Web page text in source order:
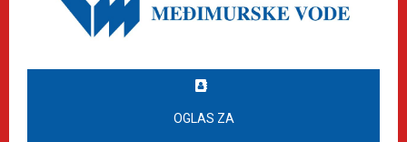
OGLAS ZA